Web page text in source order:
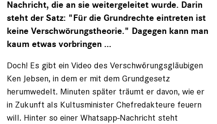
Nachricht, die an sie weitergeleitet wurde. Darin
steht der Satz: "Für die Grundrechte eintreten ist
keine Verschwörungstheorie." Dagegen kann man
kaum etwas vorbringen ...
Doch! Es gibt ein Video des Verschwörungsgläubigen
Ken Jebsen, in dem er mit dem Grundgesetz
herumwedelt. Minuten später träumt er davon, wie er
in Zukunft als Kultusminister Chefredakteure feuern
will. Hinter so einer Whatsapp-Nachricht steht